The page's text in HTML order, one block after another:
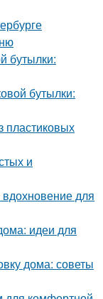
бутылки:
бутылки:
пластиковых
и
для
идеи для
дома: советы